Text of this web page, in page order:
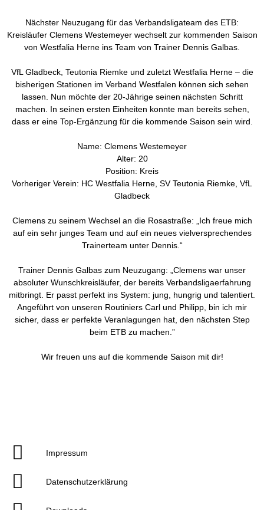
Nächster Neuzugang für das Verbandsligateam des ETB:
Kreisläufer Clemens Westemeyer wechselt zur kommenden Saison
von Westfalia Herne ins Team von Trainer Dennis Galbas.
VfL Gladbeck, Teutonia Riemke und zuletzt Westfalia Herne – die
bisherigen Stationen im Verband Westfalen können sich sehen
lassen. Nun möchte der 20-Jährige seinen nächsten Schritt
machen. In seinen ersten Einheiten konnte man bereits sehen,
dass er eine Top-Ergänzung für die kommende Saison sein wird.
Name: Clemens Westemeyer
Alter: 20
Position: Kreis
Vorheriger Verein: HC Westfalia Herne, SV Teutonia Riemke, VfL
Gladbeck
Clemens zu seinem Wechsel an die Rosastraße: „Ich freue mich
auf ein sehr junges Team und auf ein neues vielversprechendes
Trainerteam unter Dennis.“
Trainer Dennis Galbas zum Neuzugang: „Clemens war unser
absoluter Wunschkreisläufer, der bereits Verbandsligaerfahrung
mitbringt. Er passt perfekt ins System: jung, hungrig und talentiert.
Angeführt von unseren Routiniers Carl und Philipp, bin ich mir
sicher, dass er perfekte Veranlagungen hat, den nächsten Step
beim ETB zu machen.”
Wir freuen uns auf die kommende Saison mit dir!
Impressum
Datenschutzerklärung